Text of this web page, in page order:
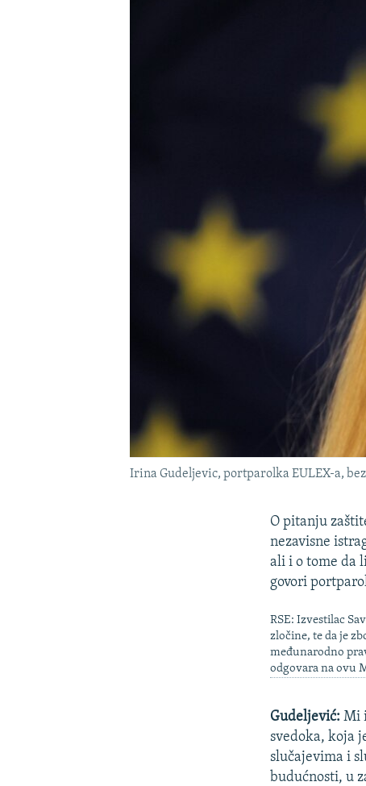
Irina Gudeljevic, portparolka EULEX-a,
O pitanju
nezavisne
ali i o tome da
govori
RSE: Izvestilac
zločine, te da je
međunarodno
odgovara na ovu
Gudeljević:Mi
svedoka, koja
slučajevima i
budućnosti, u